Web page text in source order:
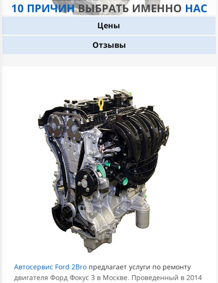
10 ПРИЧИНВЫБРАТЬ ИМЕННО НАС
Цены
Отзывы
Автосервис Ford 2Bro предлагает услуги по ремонту
двигателя Форд Фокус 3 в Москве. Проведенный в 2014